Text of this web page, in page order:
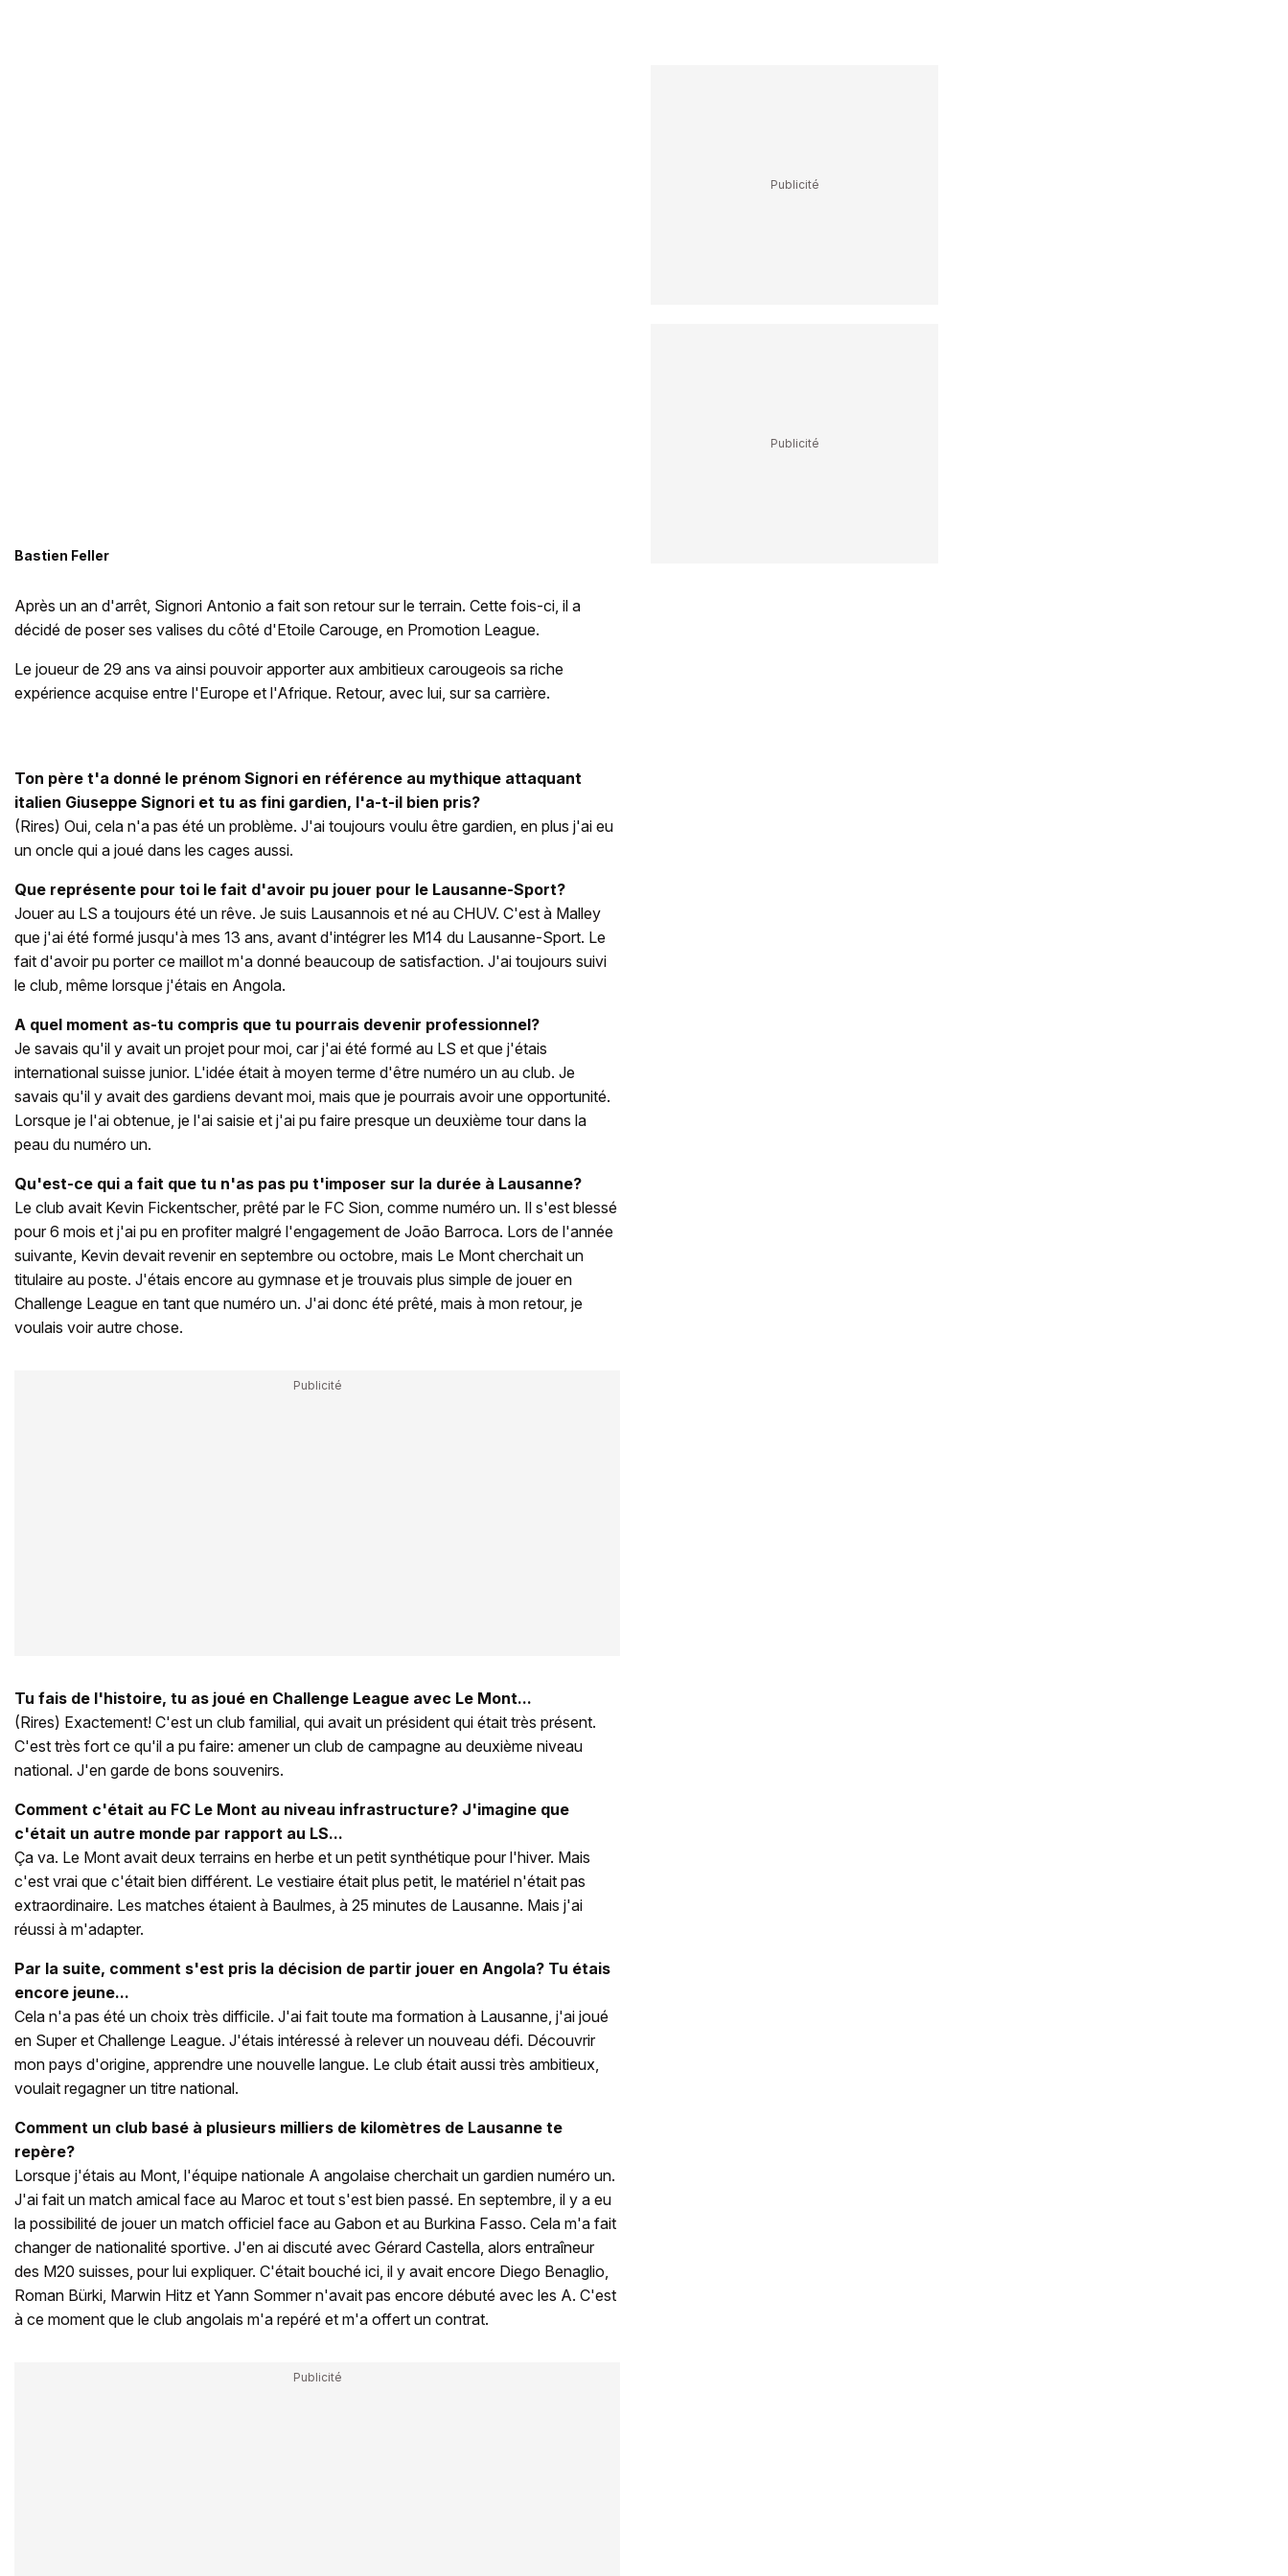
Bastien Feller
Après un an d'arrêt, Signori Antonio a fait son retour sur le terrain. Cette fois-ci, il a
décidé de poser ses valises du côté d'Etoile Carouge, en Promotion League.
Le joueur de 29 ans va ainsi pouvoir apporter aux ambitieux carougeois sa riche
expérience acquise entre l'Europe et l'Afrique. Retour, avec lui, sur sa carrière.
Ton père t'a donné le prénom Signori en référence au mythique attaquant
italien Giuseppe Signori et tu as fini gardien, l'a-t-il bien pris?
(Rires) Oui, cela n'a pas été un problème. J'ai toujours voulu être gardien, en plus j'ai eu
un oncle qui a joué dans les cages aussi.
Que représente pour toi le fait d'avoir pu jouer pour le Lausanne-Sport?
Jouer au LS a toujours été un rêve. Je suis Lausannois et né au CHUV. C'est à Malley
que j'ai été formé jusqu'à mes 13 ans, avant d'intégrer les M14 du Lausanne-Sport. Le
fait d'avoir pu porter ce maillot m'a donné beaucoup de satisfaction. J'ai toujours suivi
le club, même lorsque j'étais en Angola.
A quel moment as-tu compris que tu pourrais devenir professionnel?
Je savais qu'il y avait un projet pour moi, car j'ai été formé au LS et que j'étais
international suisse junior. L'idée était à moyen terme d'être numéro un au club. Je
savais qu'il y avait des gardiens devant moi, mais que je pourrais avoir une opportunité.
Lorsque je l'ai obtenue, je l'ai saisie et j'ai pu faire presque un deuxième tour dans la
peau du numéro un.
Qu'est-ce qui a fait que tu n'as pas pu t'imposer sur la durée à Lausanne?
Le club avait Kevin Fickentscher, prêté par le FC Sion, comme numéro un. Il s'est blessé
pour 6 mois et j'ai pu en profiter malgré l'engagement de João Barroca. Lors de l'année
suivante, Kevin devait revenir en septembre ou octobre, mais Le Mont cherchait un
titulaire au poste. J'étais encore au gymnase et je trouvais plus simple de jouer en
Challenge League en tant que numéro un. J'ai donc été prêté, mais à mon retour, je
voulais voir autre chose.
Tu fais de l'histoire, tu as joué en Challenge League avec Le Mont...
(Rires) Exactement! C'est un club familial, qui avait un président qui était très présent.
C'est très fort ce qu'il a pu faire: amener un club de campagne au deuxième niveau
national. J'en garde de bons souvenirs.
Comment c'était au FC Le Mont au niveau infrastructure? J'imagine que
c'était un autre monde par rapport au LS...
Ça va. Le Mont avait deux terrains en herbe et un petit synthétique pour l'hiver. Mais
c'est vrai que c'était bien différent. Le vestiaire était plus petit, le matériel n'était pas
extraordinaire. Les matches étaient à Baulmes, à 25 minutes de Lausanne. Mais j'ai
réussi à m'adapter.
Par la suite, comment s'est pris la décision de partir jouer en Angola? Tu étais
encore jeune...
Cela n'a pas été un choix très difficile. J'ai fait toute ma formation à Lausanne, j'ai joué
en Super et Challenge League. J'étais intéressé à relever un nouveau défi. Découvrir
mon pays d'origine, apprendre une nouvelle langue. Le club était aussi très ambitieux,
voulait regagner un titre national.
Comment un club basé à plusieurs milliers de kilomètres de Lausanne te
repère?
Lorsque j'étais au Mont, l'équipe nationale A angolaise cherchait un gardien numéro un.
J'ai fait un match amical face au Maroc et tout s'est bien passé. En septembre, il y a eu
la possibilité de jouer un match officiel face au Gabon et au Burkina Fasso. Cela m'a fait
changer de nationalité sportive. J'en ai discuté avec Gérard Castella, alors entraîneur
des M20 suisses, pour lui expliquer. C'était bouché ici, il y avait encore Diego Benaglio,
Roman Bürki, Marwin Hitz et Yann Sommer n'avait pas encore débuté avec les A. C'est
à ce moment que le club angolais m'a repéré et m'a offert un contrat.